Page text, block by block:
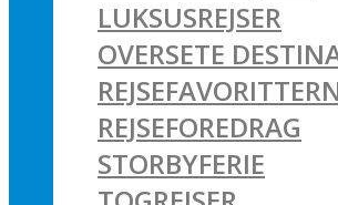
LUKSUSREJSER
OVERSETE
REJSEFOREDRAG
STORBYFERIE